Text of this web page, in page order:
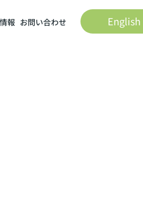
報 お問い合わせ English